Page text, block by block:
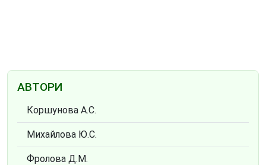
АВТОРИ
Коршунова А.С.
Михайлова Ю.С.
Фролова Д.М.